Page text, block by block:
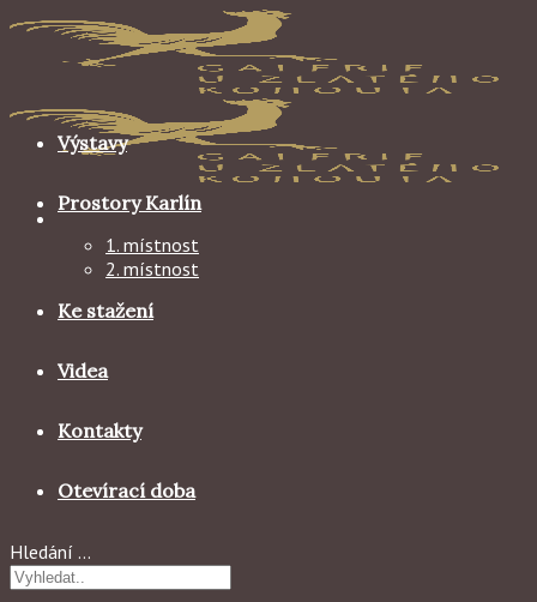
Skip
content
Výstavy
Prostory Karlín
1. místnost
2. místnost
Ke stažení
Videa
Kontakty
Otevírací doba
Hledání …